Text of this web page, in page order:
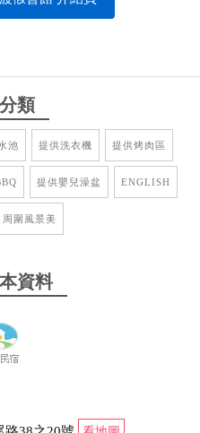
類
池 提供洗衣機 提供烤肉區
提供嬰兒澡盆 ENGLISH
周圍風景美
資料